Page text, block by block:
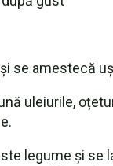
se amestecă
uleiurile,
legume și se